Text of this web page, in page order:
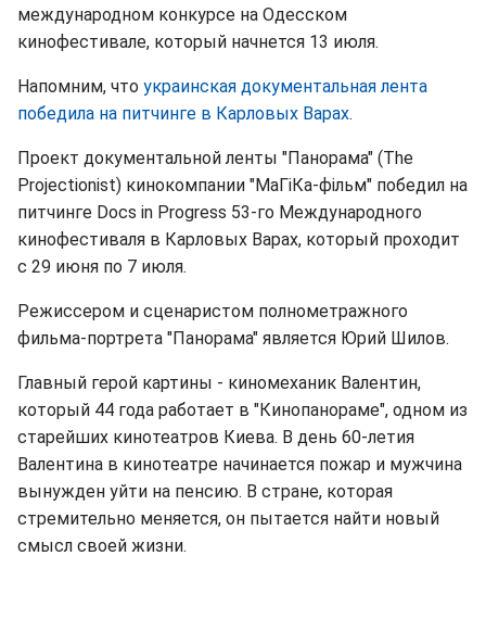
международном конкурсе на Одесском
кинофестивале, который начнется 13 июля.
Напомним, что украинская документальная лента
победила на питчинге в Карловых Варах.
Проект документальной ленты "Панорама" (The
Projectionist) кинокомпании "МаГіКа-фільм" победил на
питчинге Docs in Progress 53-го Международного
кинофестиваля в Карловых Варах, который проходит
с 29 июня по 7 июля.
Режиссером и сценаристом полнометражного
фильма-портрета "Панорама" является Юрий Шилов.
Главный герой картины - киномеханик Валентин,
который 44 года работает в "Кинопанораме", одном из
старейших кинотеатров Киева. В день 60-летия
Валентина в кинотеатре начинается пожар и мужчина
вынужден уйти на пенсию. В стране, которая
стремительно меняется, он пытается найти новый
смысл своей жизни.